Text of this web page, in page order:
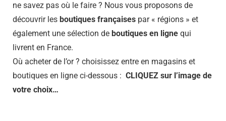
ne savez pas où le faire ? Nous vous proposons de
découvrir les boutiques françaises par « régions » et
également une sélection de boutiques en ligne qui
livrent en France.
Où acheter de l’or ? choisissez entre en magasins et
boutiques en ligne ci-dessous : CLIQUEZ sur l’image de
votre choix…